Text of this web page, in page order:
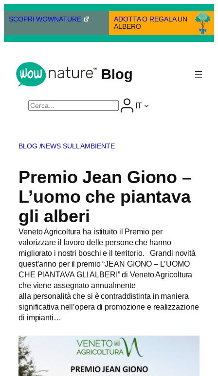
Vai
alSCOPRI WOWNATURE ADOTTA O REGALAUN
ALBERO
Blog
Cerca IT
BLOG /NEWS SULL’AMBIENTE
Premio Jean Giono –
L’uomo che piantava
gli alberi
Veneto Agricoltura ha istituito il Premio per
valorizzare il lavoro delle persone che hanno
migliorato i nostri boschi e il territorio. Grandi novità
quest’anno per il premio “JEAN GIONO – L’UOMO
CHE PIANTAVA GLI ALBERI” di Veneto Agricoltura
che viene assegnato annualmente
alla personalità che si è contraddistinta in maniera
significativa nell’opera di promozione e realizzazione
di impianti…